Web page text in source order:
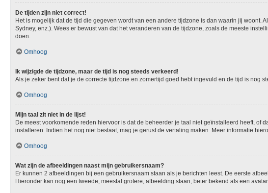
De tijden zijn niet correct!
Het is mogelijk dat de tijd die gegeven wordt van een andere tijdzone is dan waarin jij
Sydney, enz.). Wees er bewust van dat het veranderen van de tijdzone, zoals de meeste
doen.
Omhoog
Ik wijzigde de tijdzone, maar de tijd is nog steeds verkeerd!
Als je zeker bent dat je de correcte tijdzone en zomertijd goed hebt ingevuld en de tijd is
Omhoog
Mijn taal zit niet in de lijst!
De meest voorkomende reden hiervoor is dat de beheerder je taal niet geïnstalleerd heeft, of
installeren. Indien het nog niet bestaat, mag je gerust de vertaling maken. Meer informatie
Omhoog
Wat zijn de afbeeldingen naast mijn gebruikersnaam?
Er kunnen 2 afbeeldingen bij een gebruikersnaam staan als je berichten leest. De eerste
Hieronder kan nog een tweede, meestal grotere, afbeelding staan, beter bekend als een